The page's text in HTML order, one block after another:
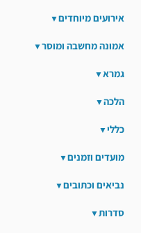
אירועים מיוחדים
אמונה מחשבה ומוסר
גמרא
הלכה
כללי
מועדים וזמנים
נביאים וכתובים
סדרות